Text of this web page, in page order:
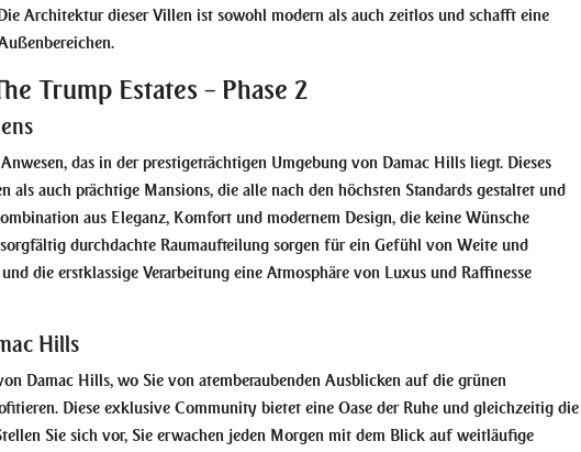
Architektur dieser Villen ist sowohl modern als auch zeitlos und schafft eine
Trump Estates – Phase 2
das in der prestigeträchtigen Umgebung von Damac Hills liegt. Dieses
auch prächtige Mansions, die alle nach den höchsten Standards gestaltet und
aus Eleganz, Komfort und modernem Design, die keine Wünsche
durchdachte Raumaufteilung sorgen für ein Gefühl von Weite und
die erstklassige Verarbeitung eine Atmosphäre von Luxus und Raffinesse
Hills
Damac Hills, wo Sie von atemberaubenden Ausblicken auf die grünen
Diese exklusive Community bietet eine Oase der Ruhe und gleichzeitig die
Sie sich vor, Sie erwachen jeden Morgen mit dem Blick auf weitläufige